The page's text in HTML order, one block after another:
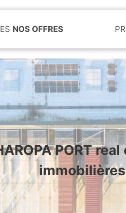
NOS OFFRES
PORT